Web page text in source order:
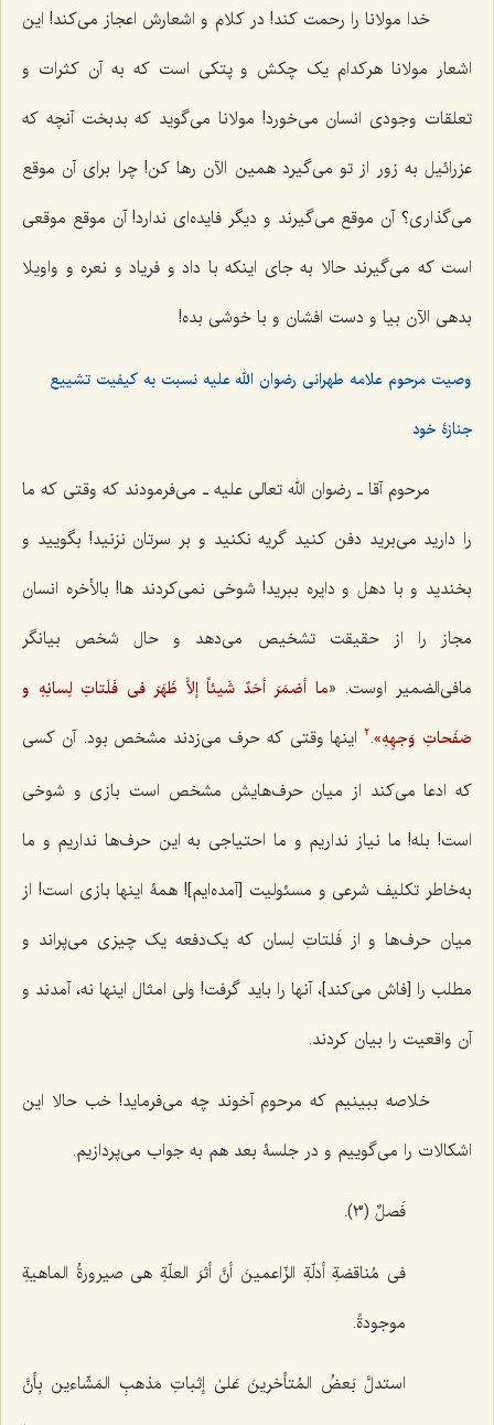
خدا مولانا را رحمت کند! در کلام و اشعارش اعجاز می‌کند! این
اشعار مولانا هرکدام یک چکش و پتکی است که به آن کثرات و
تعلقات وجودی انسان می‌خورد! مولانا می‌گوید که بدبخت آنچه که
عزرائیل به زور از تو می‌گیرد همین الآن رها کن! چرا برای آن موقع
می‌گذاری؟ آن موقع می‌گیرند و دیگر فایده‌ای ندارد! آن موقع موقعی
است که می‌گیرند حالا به جای اینکه با داد و فریاد و نعره و واویلا
بدهی الآن بیا و دست افشان و با خوشی بده!
وصیت مرحوم علامه طهرانی رضوان الله علیه نسبت به کیفیت تشییع
جنازۀ خود
مرحوم آقا ـ رضوان الله تعالی علیه ـ می‌فرمودند که وقتی که ما
را دارید می‌برید دفن کنید گریه نکنید و بر سرتان نزنید! بگویید و
بخندید و با دهل و دایره ببرید! شوخی نمی‌کردند ‌ها! بالأخره انسان
مجاز را از حقیقت تشخیص می‌دهد و حال شخص بیانگر
مافی‌الضمیر اوست. «ما أضمَرَ أحَدٌ شَیئاً إلاَّ ظَهَرَ فی فَلَتاتِ لِسانِهِ و
صَفَحاتِ وَجهِهِ».
2اینها وقتی که حرف می‌زدند مشخص بود. آن کسی
که ادعا می‌کند از میان حرف‌هایش مشخص است بازی و شوخی
است! بله! ما نیاز نداریم و ما احتیاجی به این حرف‌ها نداریم و ما
به‌خاطر تکلیف شرعی و مسئولیت [آمده‌ایم]! همۀ اینها بازی است! از
میان حرف‌ها و از فَلتاتِ لِسان که یک‌دفعه یک چیزی می‌پراند و
مطلب را [فاش می‌کند]، آنها را باید گرفت! ولی امثال اینها نه، آمدند و
آن واقعیت را بیان کردند.
خلاصه ببینیم که مرحوم آخوند چه می‌فرماید! خب حالا این
اشکالات را می‌گوییم و در جلسۀ بعد هم به جواب می‌پردازیم.
فَصلٌ (3).
فی مُناقضةِ أدلّةِ الزّاعمینَ أنَّ أثرَ العلّةِ هی صیرورةُ الماهیةِ
موجودةً.
استدلَّ بَعضُ المُتأخرینَ عَلىٰ إثباتِ مَذهبِ المَشّاءین بِأنَّ